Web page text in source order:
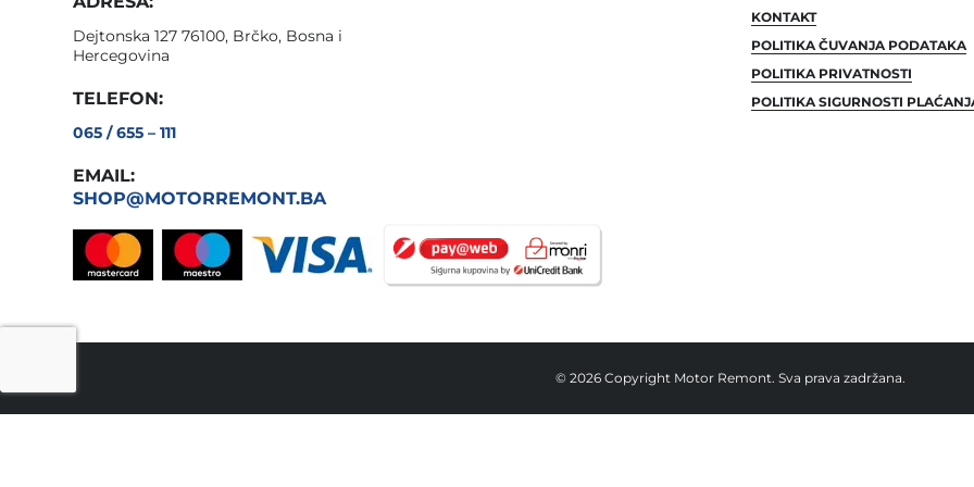
Dejtonska 127 76100, Brčko, Bosna i
Hercegovina
TELEFON:
065 / 655 – 111
EMAIL:
SHOP@MOTORREMONT.BA
KONTAKT
POLITIKA ČUVANJA PODATAKA
POLITIKA PRIVATNOSTI
POLITIKA SIGURNOSTI
© 2026 Copyright Motor Remont. Sva prava zadržana.